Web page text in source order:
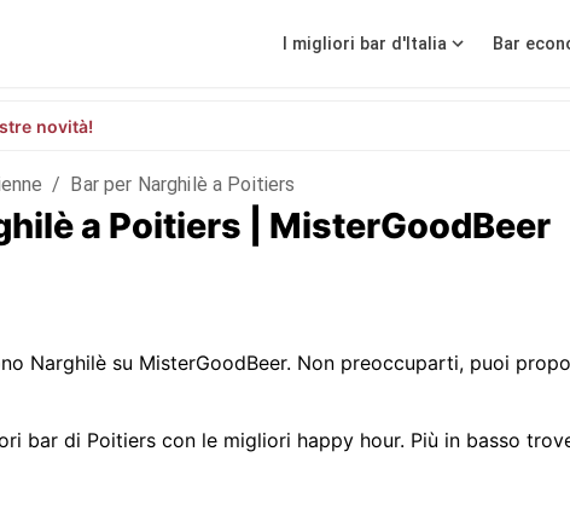
I migliori bar d'Italia Bar
novità!
/ Bar per Narghilè a Poitiers
a Poitiers | MisterGoodBeer
Narghilè su MisterGoodBeer. Non preoccuparti, puoi
bar di Poitiers con le migliori happy hour. Più in basso